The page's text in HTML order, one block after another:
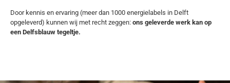
Door kennis en ervaring (meer dan 1000 energielabels in Delft
opgeleverd) kunnen wij met recht zeggen: ons geleverde werk kan op
een Delfsblauw tegeltje.